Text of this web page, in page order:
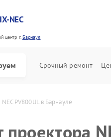
NEC
центр г.Барнаул
Срочный ремонт
PV800UL в Барнауле
проектора